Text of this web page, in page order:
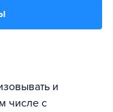
и
числе с